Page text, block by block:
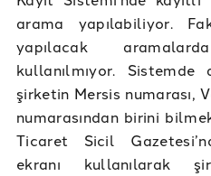
arama yapılabiliyor.
yapılacak
kullanılmıyor.
şirketin Mersis numarası,
numarasından birini
Ticaret Sicil
ekranı kullanılarak